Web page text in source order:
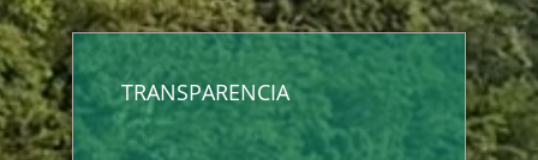
TRANSPARENCIA